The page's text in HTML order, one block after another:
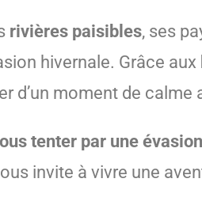
rivières paisibles, ses
hivernale. Grâce aux
d’un moment de calme
tenter par une
invite à vivre une